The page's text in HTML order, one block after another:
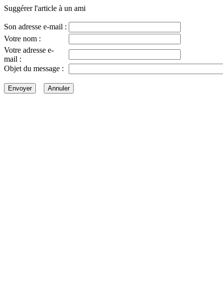
Suggérer l'article à un ami
Son adresse e-mail :
Votre nom :
Votre adresse e-
mail :
Objet du message :